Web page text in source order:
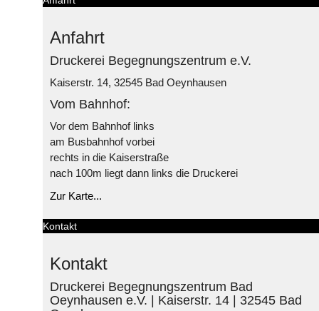
Anfahrt
Druckerei Begegnungszentrum e.V.
Kaiserstr. 14, 32545 Bad Oeynhausen
Vom Bahnhof:
Vor dem Bahnhof links
am Busbahnhof vorbei
rechts in die Kaiserstraße
nach 100m liegt dann links die Druckerei
Zur Karte...
Kontakt
Kontakt
Druckerei Begegnungszentrum Bad
Oeynhausen e.V. | Kaiserstr. 14 | 32545 Bad